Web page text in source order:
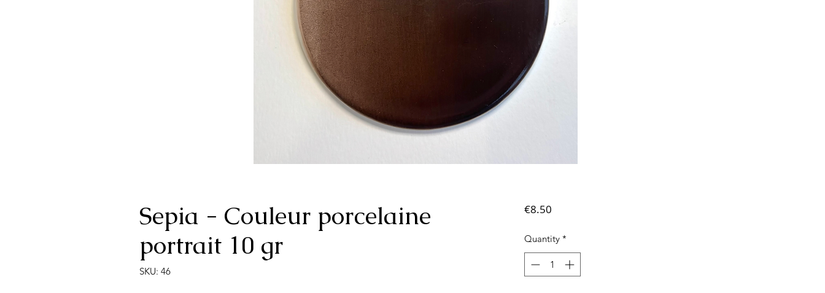
Sepia - Couleur porcelaine
portrait 10 gr
SKU: 46
€8.50Price
Quantity *